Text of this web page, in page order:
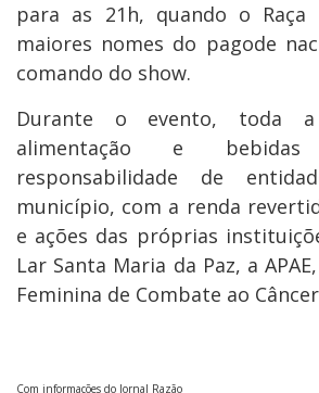
para as 21h, quando o Raça
maiores nomes do pagode
comando do show.
Durante o evento, toda
alimentação e
responsabilidade de
município, com a renda
e ações das próprias
Lar Santa Maria da Paz, a
Feminina de Combate ao
Com informações do Jornal Razão